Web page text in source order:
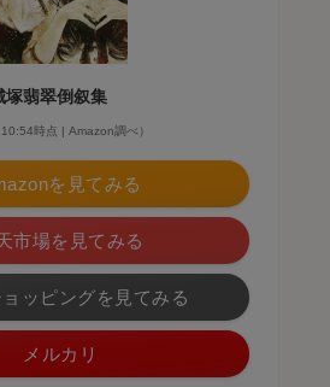
翡翠倒叙集
時点 | Amazon調べ）
を見てみる
市場を見てみる
ッピングを見てみる
メルカリ